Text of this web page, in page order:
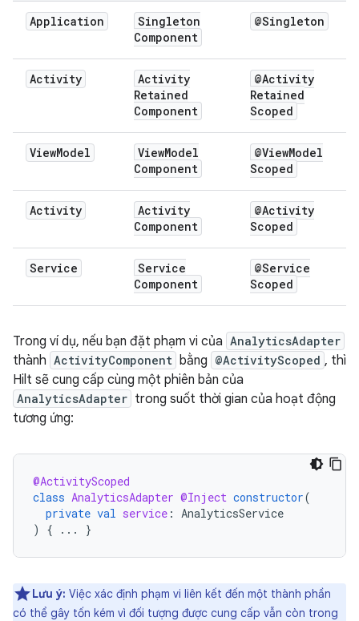
Application
Singleton
Component
@Singleton
Activity
Activity
Retained
Component
@Activity
Retained
Scoped
ViewModel ViewModel
Component
@ViewModel
Scoped
Activity
Activity
Component
@Activity
Scoped
Service
Service
Component
@Service
Scoped
Trong ví dụ, nếu bạn đặt phạm vi của AnalyticsAdapter
thành ActivityComponent bằng @ActivityScoped , thì
Hilt sẽ cung cấp cùng một phiên bản của
AnalyticsAdapter trong suốt thời gian của hoạt động
tương ứng:
@ActivityScoped
class AnalyticsAdapter @Inject constructor(
private val service : AnalyticsService
)
{ ... }
Lưu ý: Việc xác định phạm vi liên kết đến một thành phần
có thể gây tốn kém vì đối tượng được cung cấp vẫn còn trong